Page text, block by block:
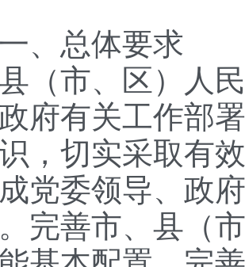
一、总体要求
市、区）人民
府有关工作部
，切实采取有
党委领导、政
完善市、县（